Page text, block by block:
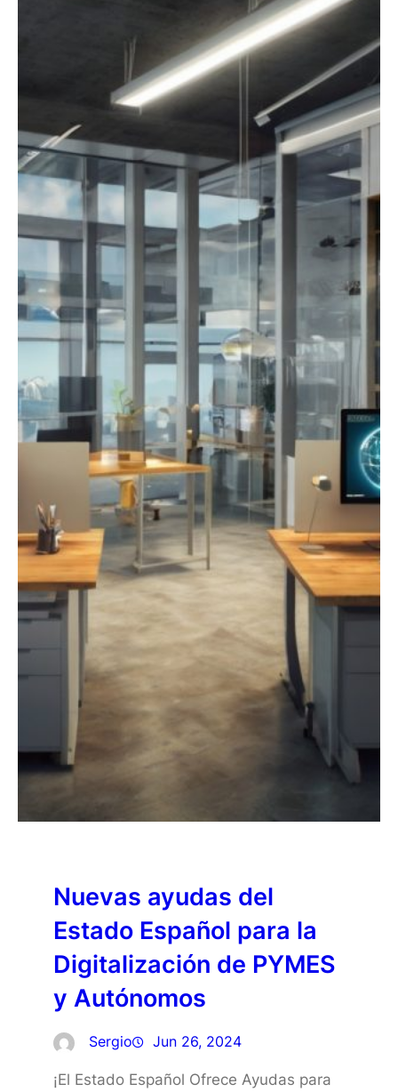
Nuevas ayudas del
Estado Español para la
Digitalización de PYMES
y Autónomos
Sergio Jun 26, 2024
¡El Estado Español Ofrece Ayudas para